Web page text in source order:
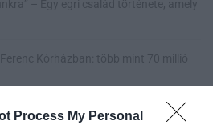
Process My Personal
– Egy egri család története, amely
Kórházban: több mint 70 millió
kilencórás küzdelem után